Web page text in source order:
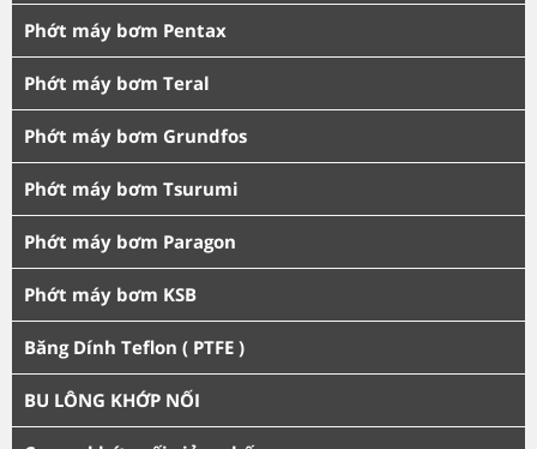
Phớt máy bơm Pentax
Phớt máy bơm Teral
Phớt máy bơm Grundfos
Phớt máy bơm Tsurumi
Phớt máy bơm Paragon
Phớt máy bơm KSB
Băng Dính Teflon ( PTFE )
BU LÔNG KHỚP NỐI